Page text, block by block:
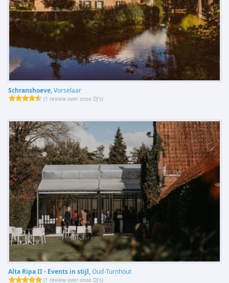
Schranshoeve,Vorselaar
(1 review over onze DJ's)
Alta Ripa II - Events in stijl,Oud-Turnhout
(1 review over onze DJ's)